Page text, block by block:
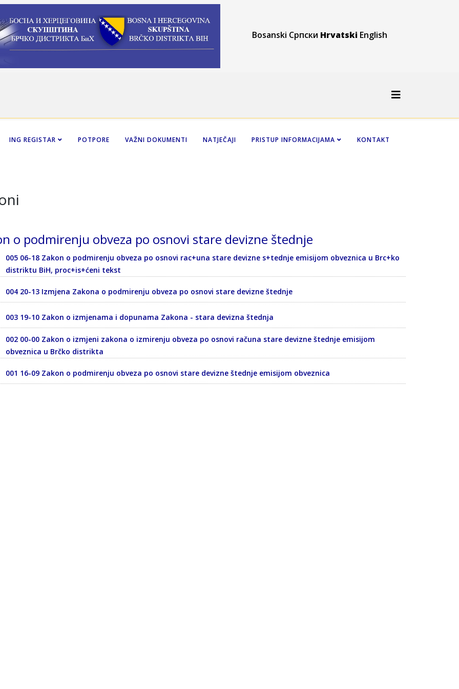
Bosanski Српски Hrvatski English
ING REGISTAR POTPORE VAŽNI DOKUMENTI NATJEČAJI PRISTUP INFORMACIJAMA KONTAKT
o podmirenju obveza po osnovi stare devizne štednje
005 06-18 Zakon o podmirenju obveza po osnovi rac+una stare devizne s+tednje emisijom obveznica u Brc+ko
distriktu BiH, proc+is+ćeni tekst
004 20-13 Izmjena Zakona o podmirenju obveza po osnovi stare devizne štednje
003 19-10 Zakon o izmjenama i dopunama Zakona - stara devizna štednja
002 00-00 Zakon o izmjeni zakona o izmirenju obveza po osnovi računa stare devizne štednje emisijom
obveznica u Brčko distrikta
001 16-09 Zakon o podmirenju obveza po osnovi stare devizne štednje emisijom obveznica